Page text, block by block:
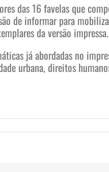
das 16 favelas que
de informar para
da versão impressa.
já abordadas no
urbana, direitos